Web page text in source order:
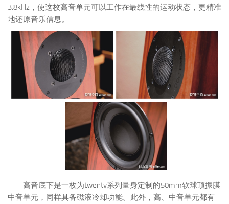
3.8kHz，使这枚高音单元可以工作在最线性的运动状态，更精准
地还原音乐信息。
高音底下是一枚为twenty系列量身定制的50mm软球顶振膜
中音单元，同样具备磁液冷却功能。此外，高、中音单元都有